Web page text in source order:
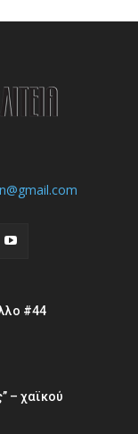
#44
– χαϊκού